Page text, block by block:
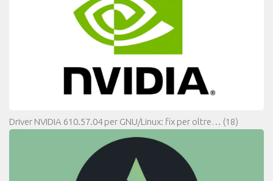
Driver NVIDIA 610.57.04 per GNU/Linux: fix per oltre… (18)